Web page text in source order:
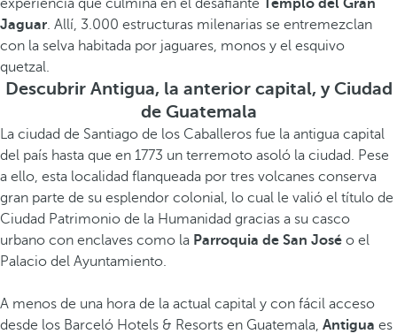
experiencia que culmina en el desafiante Templo del Gran
Jaguar. Allí, 3.000 estructuras milenarias se entremezclan
con la selva habitada por jaguares, monos y el esquivo
quetzal.
Descubrir Antigua, la anterior capital, y Ciudad
de Guatemala
La ciudad de Santiago de los Caballeros fue la antigua capital
del país hasta que en 1773 un terremoto asoló la ciudad. Pese
a ello, esta localidad flanqueada por tres volcanes conserva
gran parte de su esplendor colonial, lo cual le valió el título de
Ciudad Patrimonio de la Humanidad gracias a su casco
urbano con enclaves como la Parroquia de San José o el
Palacio del Ayuntamiento.
A menos de una hora de la actual capital y con fácil acceso
desde los Barceló Hotels & Resorts en Guatemala, Antigua es